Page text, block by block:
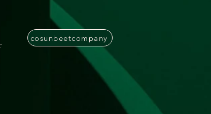
cosunbeetcompany